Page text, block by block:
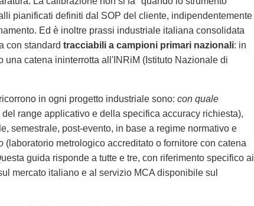
pianificati definiti dal SOP del cliente, indipendentemente
Ed è inoltre prassi industriale italiana consolidata
con standard tracciabili a campioni primari nazionali: in
una catena ininterrotta all'INRiM (Istituto Nazionale di
in ogni progetto industriale sono: con quale
del range applicativo e della specifica accuracy richiesta),
semestrale, post-evento, in base a regime normativo e
(laboratorio metrologico accreditato o fornitore con catena
guida risponde a tutte e tre, con riferimento specifico ai
mercato italiano e al servizio MCA disponibile sul